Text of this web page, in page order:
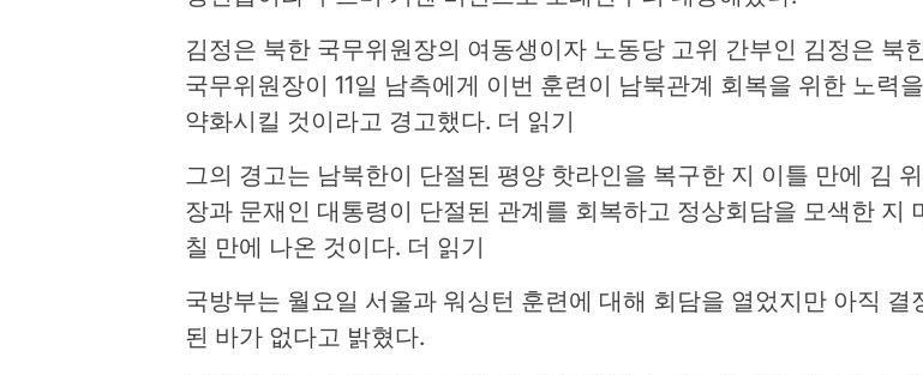
김정은 북한 국무위원장의 여동생이자 노동당 고위 간부인 김정은 북
국무위원장이 11일 남측에게 이번 훈련이 남북관계 회복을 위한 노력을
약화시킬 것이라고 경고했다. 더 읽기
그의 경고는 남북한이 단절된 평양 핫라인을 복구한 지 이틀 만에 김
장과 문재인 대통령이 단절된 관계를 회복하고 정상회담을 모색한 지
칠 만에 나온 것이다. 더 읽기
국방부는 월요일 서울과 워싱턴 훈련에 대해 회담을 열었지만 아직 결
된 바가 없다고 밝혔다.